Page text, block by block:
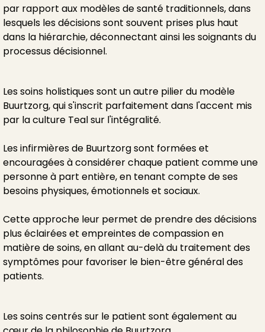
par rapport aux modèles de santé traditionnels, dans
lesquels les décisions sont souvent prises plus haut
dans la hiérarchie, déconnectant ainsi les soignants du
processus décisionnel.
Les soins holistiques sont un autre pilier du modèle
Buurtzorg, qui s'inscrit parfaitement dans l'accent mis
par la culture Teal sur l'intégralité.
Les infirmières de Buurtzorg sont formées et
encouragées à considérer chaque patient comme une
personne à part entière, en tenant compte de ses
besoins physiques, émotionnels et sociaux.
Cette approche leur permet de prendre des décisions
plus éclairées et empreintes de compassion en
matière de soins, en allant au-delà du traitement des
symptômes pour favoriser le bien-être général des
patients.
Les soins centrés sur le patient sont également au